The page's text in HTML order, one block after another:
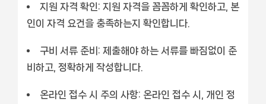
지원 자격 확인: 지원 자격을 꼼꼼하게 확인하고, 본
인이 자격 요건을 충족하는지 확인합니다.
구비 서류 준비: 제출해야 하는 서류를 빠짐없이 준
비하고, 정확하게 작성합니다.
온라인 접수 시 주의 사항: 온라인 접수 시, 개인 정